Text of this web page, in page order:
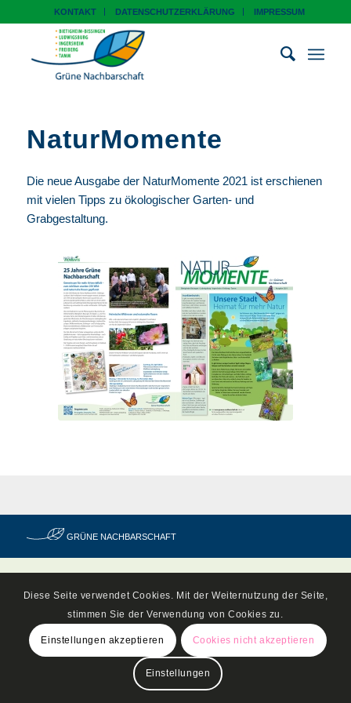
KONTAKT DATENSCHUTZERKLÄRUNG IMPRESSUM
NaturMomente
Die neue Ausgabe der NaturMomente 2021 ist erschienen
mit vielen Tipps zu ökologischer Garten- und
Grabgestaltung.
GRÜNE NACHBARSCHAFT
Diese Seite verwendet Cookies. Mit der Weiternutzung der Seite,
stimmen Sie der Verwendung von Cookies zu.
Einstellungen akzeptieren Cookies nicht akzeptieren
Einstellungen